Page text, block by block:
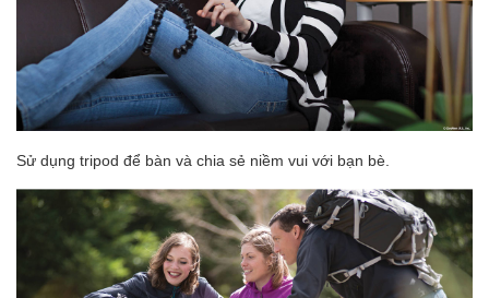
Sử dụng tripod để bàn và chia sẻ niềm vui với bạn bè.